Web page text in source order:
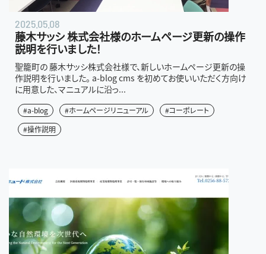
2025.05.08
藤木サッシ 株式会社様のホームページ更新の操作
説明を行いました！
聖籠町の 藤木サッシ株式会社様で、新しいホームページ更新の操
作説明を行いました。 a-blog cms を初めてお使いいただく方向け
に用意した、マニュアルに沿っ...
#a-blog #ホームページリニューアル
#コーポレート
#操作説明